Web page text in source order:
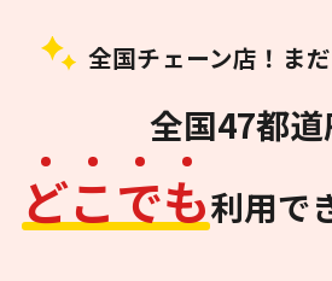
全国チェーン店！ま
全国47都
どこでも利用で